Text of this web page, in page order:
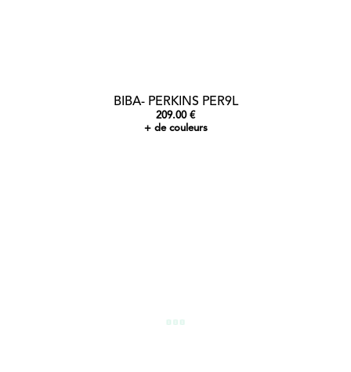
BIBA- PERKINS PER9L
209.00 €
+ de couleurs